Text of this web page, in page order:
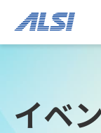
イベ